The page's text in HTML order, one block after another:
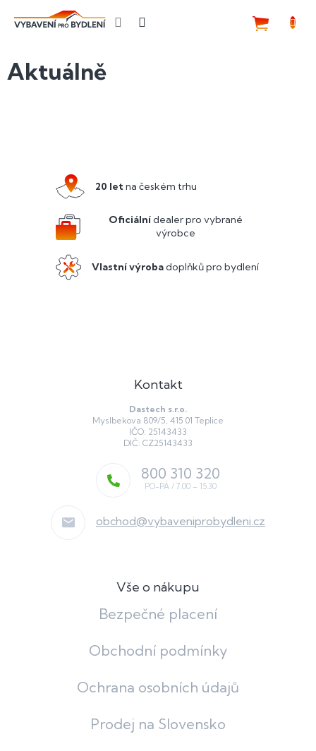
Aktuálně
20 letna českém trhu
Oficiálnídealer pro vybrané
výrobce
Vlastní výrobadoplňků pro bydlení
Kontakt
Dastech s.r.o.
Myslbekova 809/5, 415 01 Teplice
IČO: 25143433
DIČ: CZ25143433
obchod@vybaveniprobydleni.cz
800 310 320
Vše o nákupu
Bezpečné placení
Obchodní podmínky
Ochrana osobních údajů
Prodej na Slovensko